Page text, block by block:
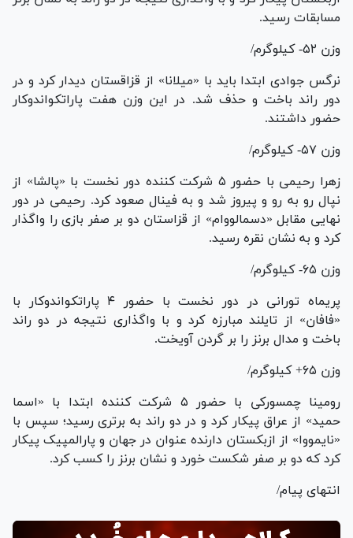
مسابقات رسید.
وزن ۵۲- کیلوگرم/
نرگس جوادی ابتدا باید با «میلانا» از قزاقستان دیدار کرد و در
دور راند باخت و حذف شد. در این وزن هفت پاراتکواندوکار
حضور داشتند.
وزن ۵۷- کیلوگرم/
زهرا رحیمی با حضور ۵ شرکت کننده دور نخست با «پالشا» از
نپال رو به رو و پیروز شد و به فینال صعود کرد. رحیمی در دور
نهایی مقابل «دسمالووام» از قزاستان دو بر صفر بازی را واگذار
کرد و به نشان نقره رسید.
وزن ۶۵- کیلوگرم/
پریماه تورانی در دور نخست با حضور ۴ پاراتکواندوکار با
«فافان» از تایلند مبارزه کرد و با واگذاری نتیجه در دو راند
باخت و مدال برنز را بر گردن آویخت.
وزن ۶۵+ کیلوگرم/
رومینا چمسورکی با حضور ۵ شرکت کننده ابتدا با «اسما
حمید» از عراق پیکار کرد و در دو راند به برتری رسید؛ سپس با
«نایمووا» از ازبکستان دارنده عنوان در جهان و پارالمپیک پیکار
کرد که دو بر صفر شکست خورد و نشان برنز را کسب کرد.
انتهای پیام/